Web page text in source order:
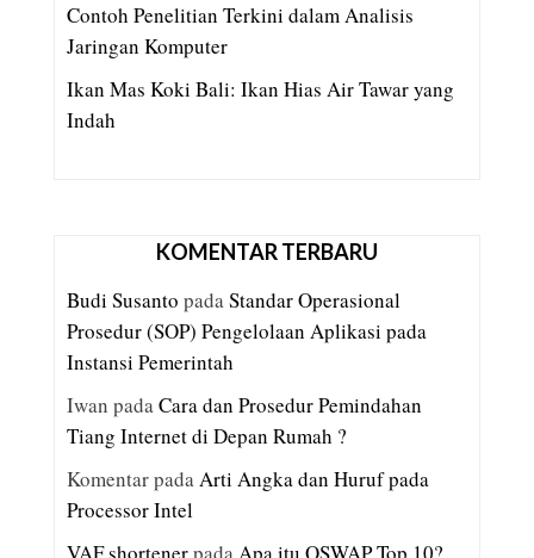
Contoh Penelitian Terkini dalam Analisis
Jaringan Komputer
Ikan Mas Koki Bali: Ikan Hias Air Tawar yang
Indah
KOMENTAR TERBARU
Budi Susanto padaStandar Operasional
Prosedur (SOP) Pengelolaan Aplikasi pada
Instansi Pemerintah
Iwan padaCara dan Prosedur Pemindahan
Tiang Internet di Depan Rumah ?
KomentarpadaArti Angka dan Huruf pada
Processor Intel